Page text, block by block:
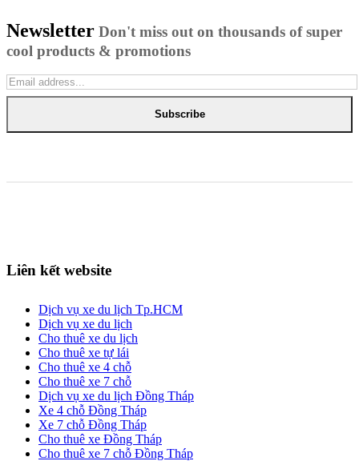
Newsletter Don't miss out on thousands of super
cool products & promotions
Subscribe
Liên kết website
Dịch vụ xe du lịch Tp.HCM
Dịch vụ xe du lịch
Cho thuê xe du lịch
Cho thuê xe tự lái
Cho thuê xe 4 chỗ
Cho thuê xe 7 chỗ
Dịch vụ xe du lịch Đồng Tháp
Xe 4 chỗ Đồng Tháp
Xe 7 chỗ Đồng Tháp
Cho thuê xe Đồng Tháp
Cho thuê xe 7 chỗ Đồng Tháp